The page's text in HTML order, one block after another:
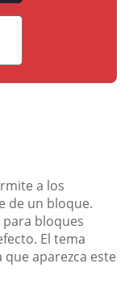
a los
de un bloque.
bloques
El tema
aparezca este